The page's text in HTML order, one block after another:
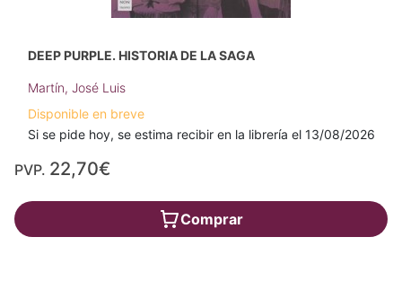
DEEP PURPLE. HISTORIA DE LA SAGA
Martín, José Luis
Disponible en breve
Si se pide hoy, se estima recibir en la librería el 13/08/2026
PVP. 22,70€
Comprar